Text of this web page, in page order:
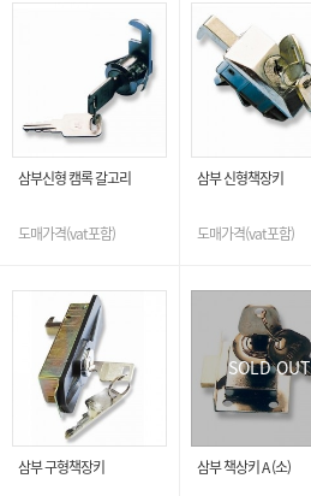
삼부신형 캠록 갈고리
도매가격(vat포함)
삼부 신형책장키
도매가격(vat포함)
삼부 구형책장키
SOLD OUT
삼부 책상키 A (소)